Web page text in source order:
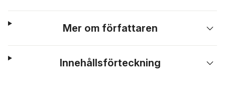
Mer om författaren
Innehållsförteckning